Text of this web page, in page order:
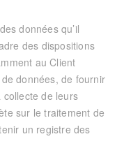
données qu’il
des dispositions
au Client
données, de fournir
de leurs
sur le traitement de
un registre des